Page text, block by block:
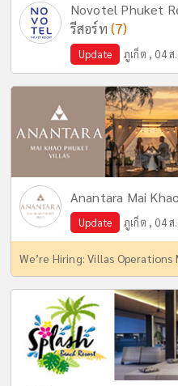
Novotel Phuket
รีสอร์ท (7)
Update ภูเก็ต , 04 ส
Anantara Mai
Update ภูเก็ต , 04 ส
We’re Hiring: Villas Operations